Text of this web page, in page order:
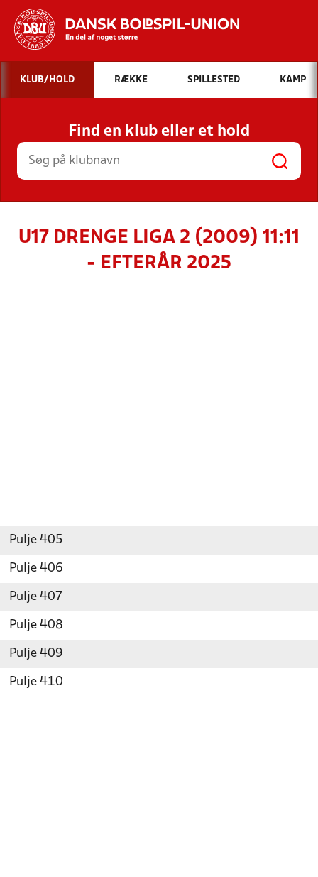
Hvad vil du søge efter?
INDHOLD OG NYHEDER
STILLINGER, RESULTATER, KLUBBER OG
HOLD
KLUB/HOLD RÆKKE SPILLESTED KAMP
Find en klub eller et hold
U17 DRENGE LIGA 2 (2009) 11:11
- EFTERÅR 2025
Pulje 405
Pulje 406
Pulje 407
Pulje 408
Pulje 409
Pulje 410